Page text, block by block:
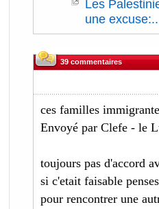
Les
une
39 commentaires
ces familles
Envoyé par Clefe - le
toujours pas d'accord
si c'etait faisable
pour rencontrer une